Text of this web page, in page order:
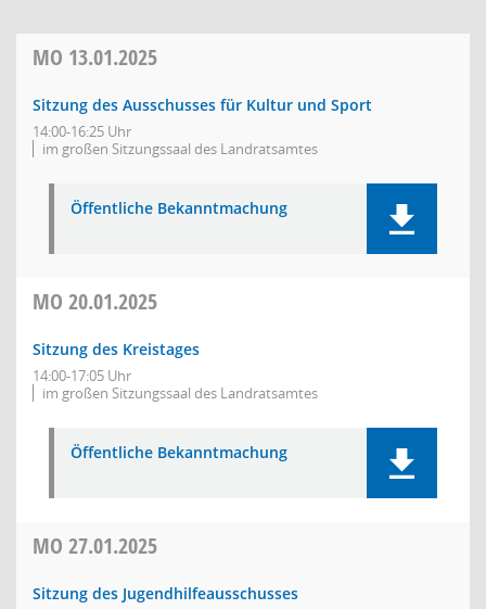
MO 13.01.2025
Sitzung des Ausschusses für Kultur und Sport
14:00-16:25 Uhr
im großen Sitzungssaal des Landratsamtes
Öffentliche Bekanntmachung
MO 20.01.2025
Sitzung des Kreistages
14:00-17:05 Uhr
im großen Sitzungssaal des Landratsamtes
Öffentliche Bekanntmachung
MO 27.01.2025
Sitzung des Jugendhilfeausschusses